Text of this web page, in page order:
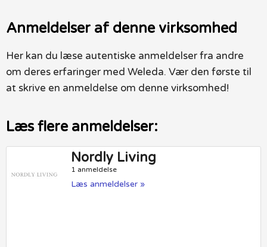
Anmeldelser af denne virksomhed
Her kan du læse autentiske anmeldelser fra andre
om deres erfaringer med Weleda. Vær den første til
at skrive en anmeldelse om denne virksomhed!
Læs flere anmeldelser:
Nordly Living
1 anmeldelse
Læs anmeldelser »